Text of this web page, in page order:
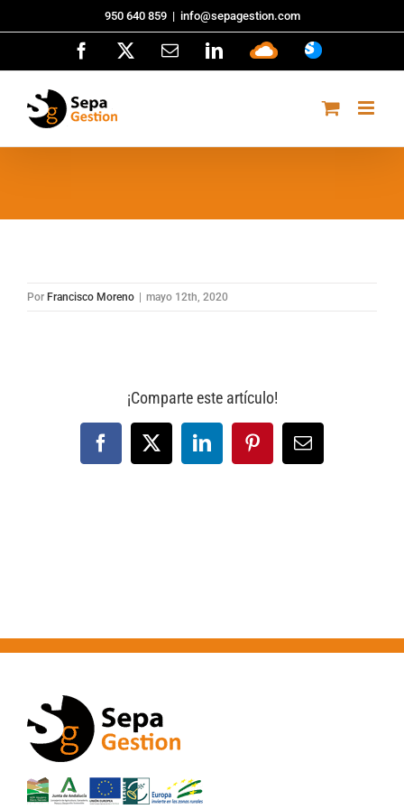
al
950 640 859 | info@sepagestion.com
Facebook
CorreoLinkedIn
Sepa
Por Francisco Moreno | mayo 12th, 2020
¡Comparte este artículo!
Facebook
X LinkedInPinterestCorreo
electrónico